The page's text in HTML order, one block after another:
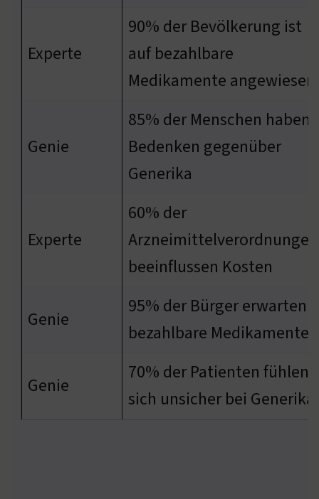
Experte
90% der Bevölkerung ist
auf bezahlbare
Medikamente angewiesen
Genie
85% der Menschen haben
Bedenken gegenüber
Generika
Experte
60% der
Arzneimittelverordnungen
beeinflussen Kosten
Genie
95% der Bürger erwarten
bezahlbare Medikamente
Genie
70% der Patienten fühlen
sich unsicher bei Generika